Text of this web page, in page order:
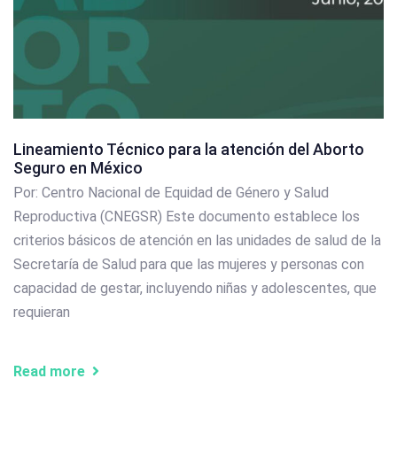
Lineamiento Técnico para la atención del Aborto
Seguro en México
Por: Centro Nacional de Equidad de Género y Salud
Reproductiva (CNEGSR) Este documento establece los
criterios básicos de atención en las unidades de salud de la
Secretaría de Salud para que las mujeres y personas con
capacidad de gestar, incluyendo niñas y adolescentes, que
requieran
Read more